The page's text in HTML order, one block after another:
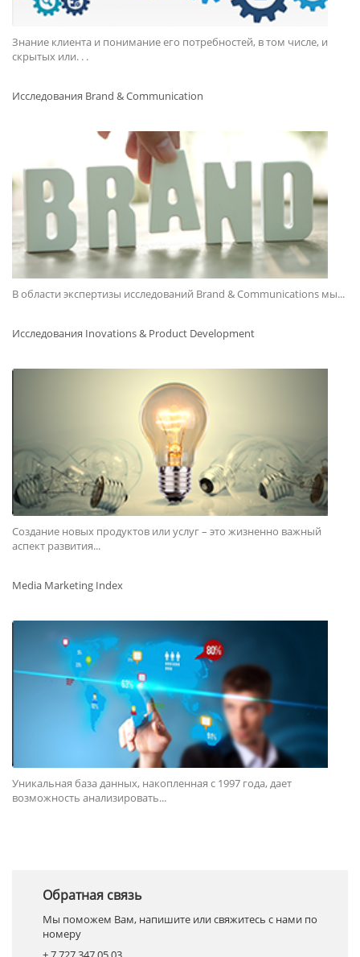
Знание клиента и понимание его потребностей, в том числе, и
скрытых или. . .
Исследования Brand & Communication
В области экспертизы исследований Brand & Communications мы...
Исследования Inovations & Product Development
Создание новых продуктов или услуг – это жизненно важный
аспект развития...
Media Marketing Index
Уникальная база данных, накопленная с 1997 года, дает
возможность анализировать...
Обратная связь
Мы поможем Вам, напишите или свяжитесь с нами по
номеру